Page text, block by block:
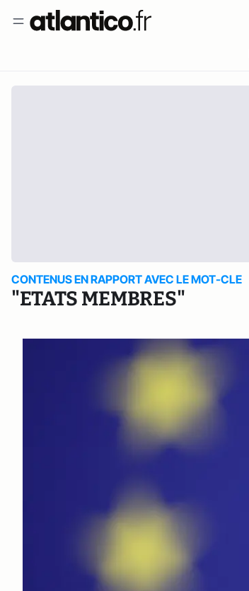
CONTENUS EN RAPPORT AVEC LE MOT-CLE
"ETATS MEMBRES"